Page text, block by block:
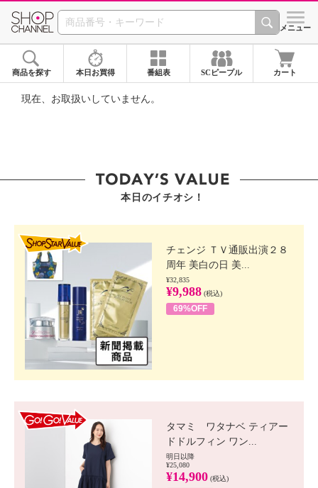
SHOP CHANNEL ショッ
メニュー
商品を探す 本日お買得 番組表 SCピープル カート
現在、お取扱いしていません。
本日のイチオシ！
チェンジ ＴＶ通販出演２８
周年 美白の日 美...
¥32,835
¥9,988 (税込)
69%OFF
タマミ ワタナベ ティアー
ドドルフィン ワン...
明日以降
¥25,080
¥14,900 (税込)